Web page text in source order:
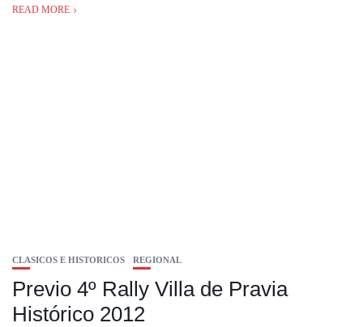
READ MORE
CLASICOS E HISTORICOS REGIONAL
Previo 4º Rally Villa de Pravia
Histórico 2012